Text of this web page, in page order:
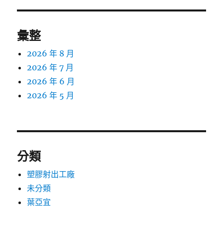
彙整
2026 年 8 月
2026 年 7 月
2026 年 6 月
2026 年 5 月
分類
塑膠射出工廠
未分類
葉亞宜